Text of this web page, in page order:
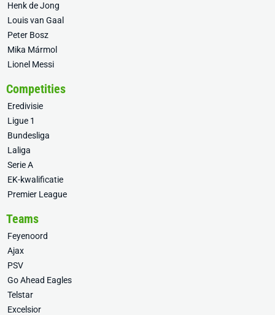
Henk de Jong
Louis van Gaal
Peter Bosz
Mika Mármol
Lionel Messi
Competities
Eredivisie
Ligue 1
Bundesliga
Laliga
Serie A
EK-kwalificatie
Premier League
Teams
Feyenoord
Ajax
PSV
Go Ahead Eagles
Telstar
Excelsior